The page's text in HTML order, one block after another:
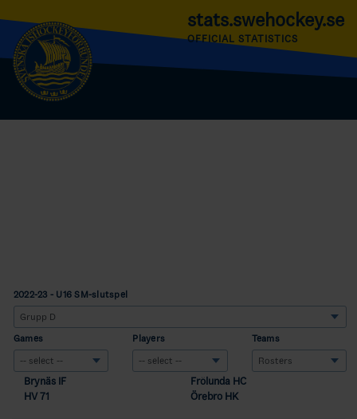
stats.swehockey.se
OFFICIAL STATISTICS
2022-23 - U16 SM-slutspel
Games Players Teams
Brynäs IF
Frölunda HC
HV 71
Örebro HK